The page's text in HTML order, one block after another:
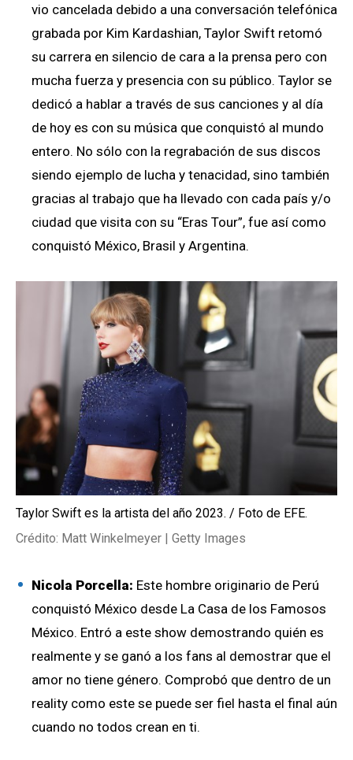
vio cancelada debido a una conversación telefónica
grabada por Kim Kardashian, Taylor Swift retomó
su carrera en silencio de cara a la prensa pero con
mucha fuerza y presencia con su público. Taylor se
dedicó a hablar a través de sus canciones y al día
de hoy es con su música que conquistó al mundo
entero. No sólo con la regrabación de sus discos
siendo ejemplo de lucha y tenacidad, sino también
gracias al trabajo que ha llevado con cada país y/o
ciudad que visita con su “Eras Tour”, fue así como
conquistó México, Brasil y Argentina.
Taylor Swift es la artista del año 2023. / Foto de EFE.
Crédito: Matt Winkelmeyer | Getty Images
Nicola Porcella: Este hombre originario de Perú
conquistó México desde La Casa de los Famosos
México. Entró a este show demostrando quién es
realmente y se ganó a los fans al demostrar que el
amor no tiene género. Comprobó que dentro de un
reality como este se puede ser fiel hasta el final aún
cuando no todos crean en ti.